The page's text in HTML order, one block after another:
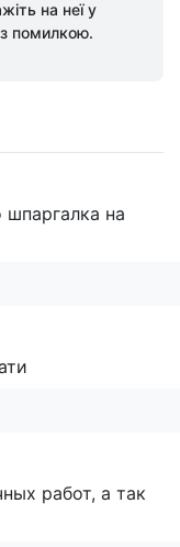
на неї у
помилкою.
шпаргалка на
работ, а так